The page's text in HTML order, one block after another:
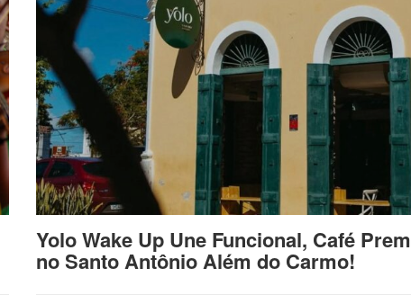
Yolo Wake Up Une Funcional, Café
no Santo Antônio Além do Carmo!